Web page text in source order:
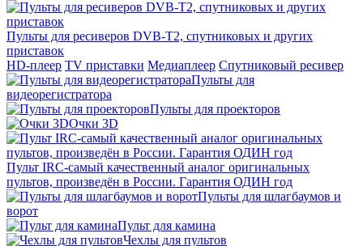
Пульты для ресиверов DVB-T2, спутниковых и других
приставок
HD-плеер TV приставки Медиаплеер Спутниковый ресивер
Пульты для
видеорегистратора
Пульты для проекторов
Очки 3D
Пульт IRC-самый качественный аналог оригинальных
пультов, произведён в России. Гарантия ОДИН год
Пульты для шлагбаумов и
ворот
Пульт для камина
Чехлы для пультов